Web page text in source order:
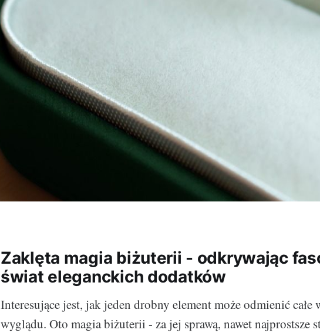
Zaklęta magia biżuterii - odkrywając
świat eleganckich dodatków
Interesujące jest, jak jeden drobny element może odmienić całe
wyglądu. Oto magia biżuterii - za jej sprawą, nawet najprostsze